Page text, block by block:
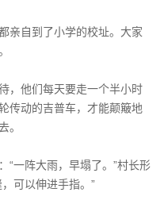
亲自到了小学的校址。大家
，他们每天要走一个半小时
传动的吉普车，才能颠簸地
。
“一阵大雨，早塌了。”村长形
可以伸进手指。”